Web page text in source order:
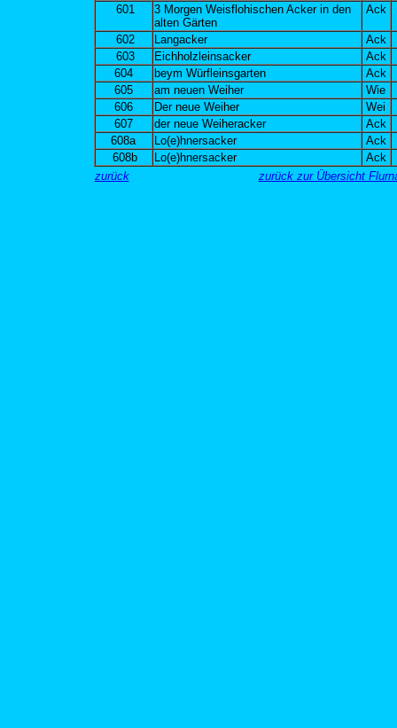
601
3 Morgen Weisflohischen Acker in den
alten Gärten
Ack
602 Langacker
Ack
603
Eichholzleinsacker
Ack
604
beym Würfleinsgarten
Ack
605
am neuen Weiher
Wie
606
Der neue Weiher
Wei
607
der neue Weiheracker
Ack
608a
Lo(e)hnersacker
Ack
608b
Lo(e)hnersacker
Ack
zurück
zurück zur Übersicht